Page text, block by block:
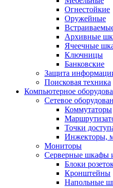
Огнестойкие
Оружейные
Архивные
Ячеечные
Ключницы
Банковские
Защита
Поисковая техника
Компьютерное
Сетевое
Коммутаторы
Точки
Инжекторы,
Мониторы
Серверные шкафы
Блоки
Кронштейны
Напольные